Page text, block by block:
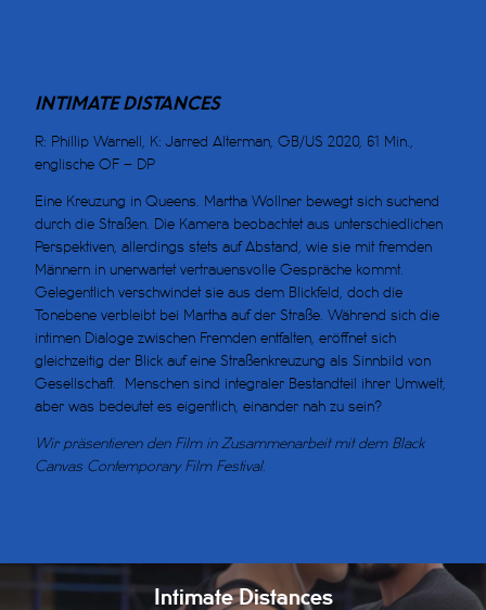
INTIMATE DISTANCES
R: Phillip Warnell, K: Jarred Alterman, GB/US 2020, 61 Min.,
englische OF – DP
Eine Kreuzung in Queens. Martha Wollner bewegt sich suchend
durch die Straßen. Die Kamera beobachtet aus unterschiedlichen
Perspektiven, allerdings stets auf Abstand, wie sie mit fremden
Männern in unerwartet vertrauensvolle Gespräche kommt.
Gelegentlich verschwindet sie aus dem Blickfeld, doch die
Tonebene verbleibt bei Martha auf der Straße. Während sich die
intimen Dialoge zwischen Fremden entfalten, eröffnet sich
gleichzeitig der Blick auf eine Straßenkreuzung als Sinnbild von
Gesellschaft. Menschen sind integraler Bestandteil ihrer Umwelt,
aber was bedeutet es eigentlich, einander nah zu sein?
Wir präsentieren den Film in Zusammenarbeit mit dem Black
Canvas Contemporary Film Festival.
Intimate Distances